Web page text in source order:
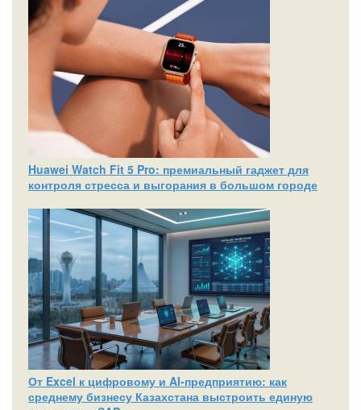
Huawei Watch Fit 5 Pro: премиальный гаджет для
контроля стресса и выгорания в большом городе
От Excel к цифровому и AI‑предприятию: как
среднему бизнесу Казахстана выстроить единую